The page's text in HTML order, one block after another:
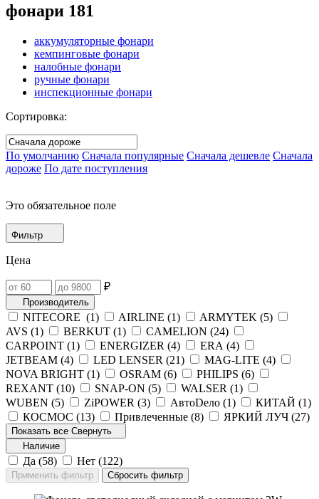
фонари 181
аккумуляторные фонари
кемпинговые фонари
налобные фонари
ручные фонари
инспекционные фонари
Сортировка:
По умолчанию Сначала популярные Сначала дешевле Сначала
дороже По дате поступления
Это обязательное поле
Фильтр
Цена
₽
Производитель
NITECORE (1) AIRLINE (1) ARMYTEK (5)
AVS (1) BERKUT (1) CAMELION (24)
CARPOINT (1) ENERGIZER (4) ERA (4)
JETBEAM (4) LED LENSER (21) MAG-LITE (4)
NOVA BRIGHT (1) OSRAM (6) PHILIPS (6)
REXANT (10) SNAP-ON (5) WALSER (1)
WUBEN (5) ZiPOWER (3) АвтоDело (1) КИТАЙ (1)
КОСМОС (13) Привлеченные (8) ЯРКИЙ ЛУЧ (27)
Показать все Свернуть
Наличие
Да (58) Нет (122)